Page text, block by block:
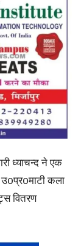
ध्याचन्द ने एक
उ0प्र0माटी कला
वितरण